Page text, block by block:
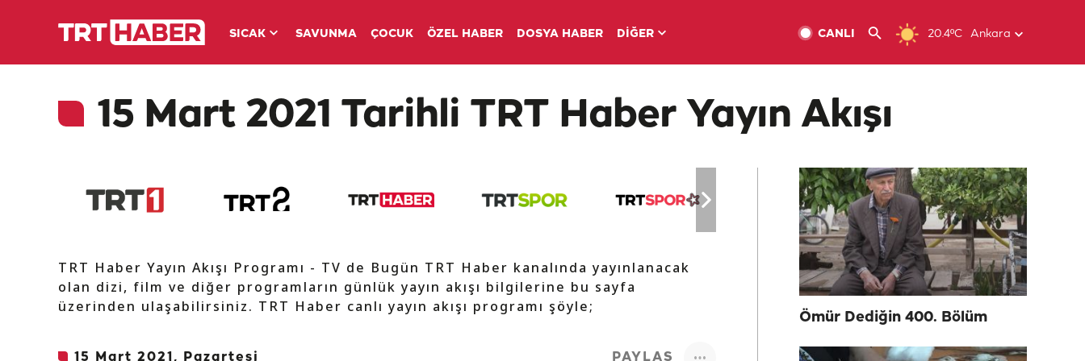
SICAK SAVUNMA ÇOCUK ÖZEL HABER DOSYA HABER DİĞER 20.4ºC Ankara
CANLI
15 Mart 2021 Tarihli TRT Haber Yayın Akışı
TRT Haber Yayın Akışı Programı - TV de Bugün TRT Haber kanalında yayınlanacak
olan dizi, film ve diğer programların günlük yayın akışı bilgilerine bu sayfa
üzerinden ulaşabilirsiniz. TRT Haber canlı yayın akışı programı şöyle;
15 Mart 2021, Pazartesi PAYLAŞ
Ömür Dediğin 400. Bölüm